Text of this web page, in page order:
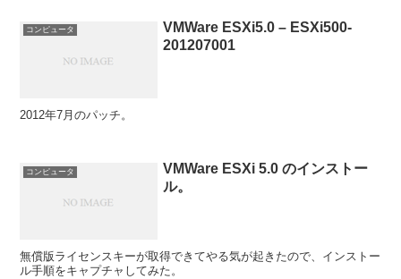
コンピュータ
VMWare ESXi5.0 – ESXi500-
201207001
2012年7月のパッチ。
コンピュータ
VMWare ESXi 5.0 のインストー
ル。
無償版ライセンスキーが取得できてやる気が起きたので、インストー
ル手順をキャプチャしてみた。